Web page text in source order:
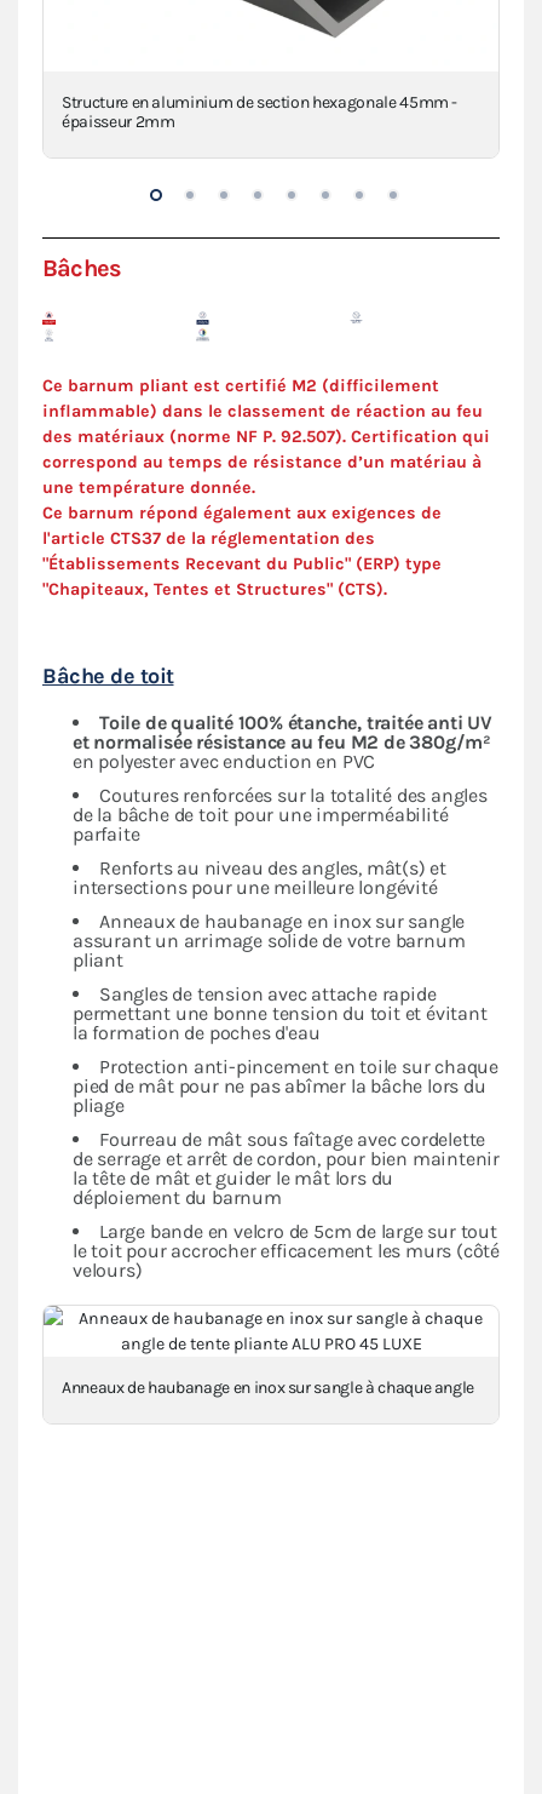
Structure en aluminium de section hexagonale 45mm -
épaisseur 2mm
Bâches
Ce barnum pliant est certifié M2 (difficilement
inflammable) dans le classement de réaction au feu
des matériaux (norme NF P. 92.507). Certification qui
correspond au temps de résistance d’un matériau à
une température donnée.
Ce barnum répond également aux exigences de
l'article CTS37 de la réglementation des
"Établissements Recevant du Public" (ERP) type
"Chapiteaux, Tentes et Structures" (CTS).
Bâche de toit
Toile de qualité 100% étanche, traitée anti UV
et normalisée résistance au feu M2 de 380g/m²
en polyester avec enduction en PVC
Coutures renforcées sur la totalité des angles
de la bâche de toit pour une imperméabilité
parfaite
Renforts au niveau des angles, mât(s) et
intersections pour une meilleure longévité
Anneaux de haubanage en inox sur sangle
assurant un arrimage solide de votre barnum
pliant
Sangles de tension avec attache rapide
permettant une bonne tension du toit et évitant
la formation de poches d'eau
Protection anti-pincement en toile sur chaque
pied de mât pour ne pas abîmer la bâche lors du
pliage
Fourreau de mât sous faîtage avec cordelette
de serrage et arrêt de cordon, pour bien maintenir
la tête de mât et guider le mât lors du
déploiement du barnum
Large bande en velcro de 5cm de large sur tout
le toit pour accrocher efficacement les murs (côté
velours)
Anneaux de haubanage en inox sur sangle à chaque angle